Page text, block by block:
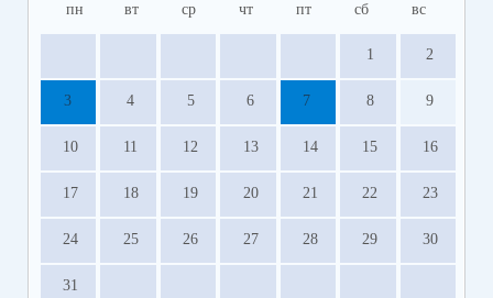
пн вт ср чт пт сб вс
1 2
3 4 5 6 7 8 9
10 11 12 13 14 15 16
17 18 19 20 21 22 23
24 25 26 27 28 29 30
31